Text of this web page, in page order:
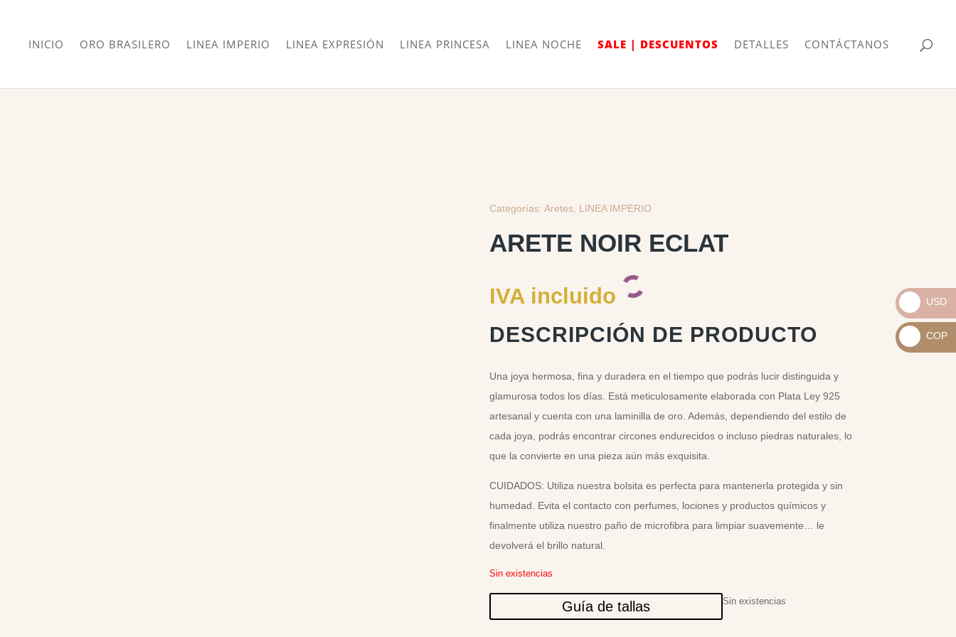
INICIO ORO BRASILERO LINEA IMPERIO LINEA EXPRESIÓN LINEA PRINCESA LINEA NOCHE SALE | DESCUENTOS DETALLES CONTÁCTANOS
Categorías: Aretes LINEA IMPERIO
ARETE NOIR ECLAT
IVA incluido
DESCRIPCIÓN DE PRODUCTO
Una joya hermosa, fina y duradera en el tiempo que podrás lucir distinguida y
glamurosa todos los días. Está meticulosamente elaborada con Plata Ley 925
artesanal y cuenta con una laminilla de oro. Además, dependiendo del estilo de
cada joya, podrás encontrar circones endurecidos o incluso piedras naturales, lo
que la convierte en una pieza aún más exquisita.
CUIDADOS: Utiliza nuestra bolsita es perfecta para mantenerla protegida y sin
humedad. Evita el contacto con perfumes, lociones y productos químicos y
finalmente utiliza nuestro paño de microfibra para limpiar suavemente… le
devolverá el brillo natural.
Sin existencias
Guía de tallas Sin existencias
_
USD
USD
_
COP